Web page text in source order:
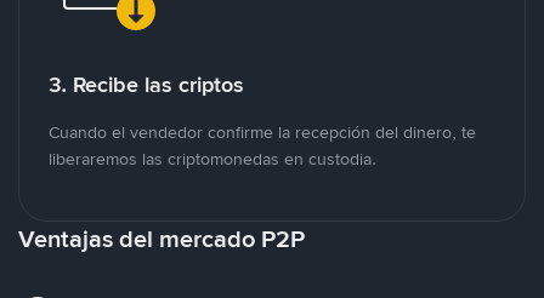
3. Recibe las criptos
Cuando el vendedor confirme la recepción del dinero, te
liberaremos las criptomonedas en custodia.
Ventajas del mercado P2P